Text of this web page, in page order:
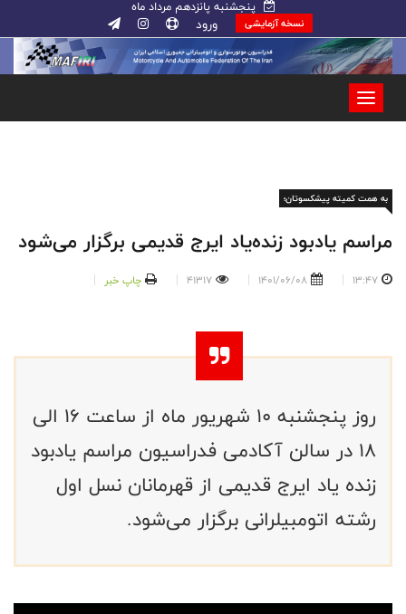
پنجشنبه پانزدهم مرداد ماه
نسخه آزمایشی ورود
به همت کمیته پیشکسوتان؛
مراسم یادبود زنده‌یاد ایرج قدیمی برگزار می‌شود
13:47
1401/06/08
41317 چاپ خبر
روز پنجشنبه ۱۰ شهریور ماه از ساعت ۱۶ الی
۱۸ در سالن آکادمی فدراسیون مراسم یادبود
زنده یاد ایرج قدیمی از قهرمانان نسل اول
رشته اتومبیلرانی برگزار می‌شود.